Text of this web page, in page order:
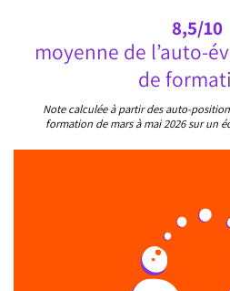
8,5/10
moyenne de l’auto-
de
Note calculée à partir des auto-
formation de mars à mai 2026 sur un